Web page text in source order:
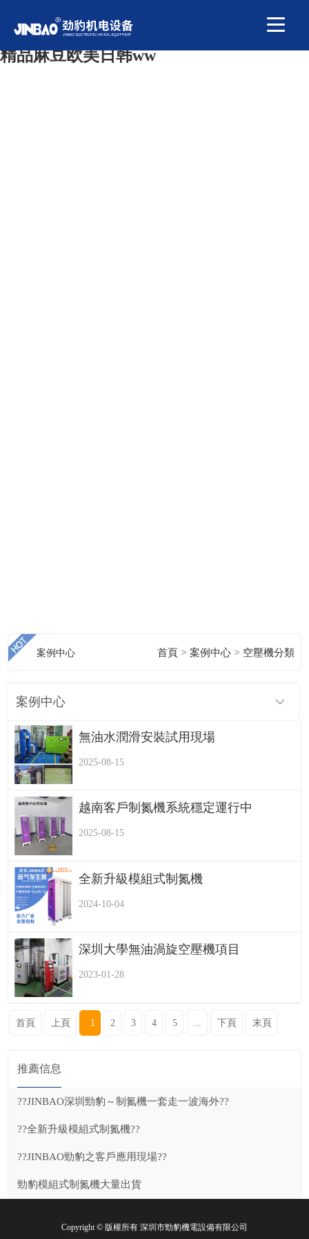
区三区中文字幕 ,午夜时刻免费入口,国产
精品麻豆欧美日韩ww
案例中心 首頁 >案例中心 > 空壓機分類
案例中心
無油水潤滑安裝試用現場
2025-08-15
越南客戶制氮機系統穩定運行中
2025-08-15
全新升級模組式制氮機
2024-10-04
深圳大學無油渦旋空壓機項目
2023-01-28
首頁 上頁 1 2 3 4 5 下頁 末頁
推薦信息
??JINBAO深圳勁豹～制氮機一套走一波海外??
??全新升級模組式制氮機??
??JINBAO勁豹之客戶應用現場??
勁豹模組式制氮機大量出貨
Copyright © 版權所有 深圳市勁豹機電設備有限公司